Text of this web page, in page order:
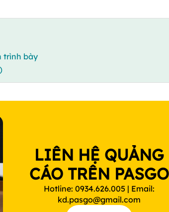
trình bày
LIÊN HỆ QUẢNG
CÁO TRÊN PASGO
Hotline: 0934.626.005 | Email:
kd.pasgo@gmail.com